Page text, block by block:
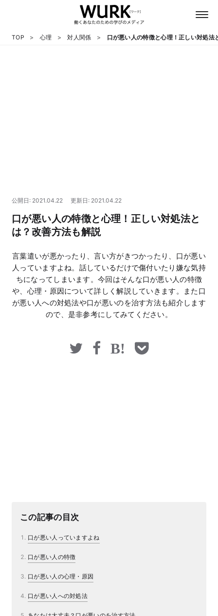
マネー
TOP 心理 対人関係 口が悪い人の特徴と心理！正しい対処法
公開日: 2021.04.22 更新日: 2021.04.22
口が悪い人の特徴と心理！正しい対処法と
は？改善方法も解説
言葉遣いが悪かったり、言い方がきつかったり、口が悪い
人っていますよね。話しているだけで傷付いたり嫌な気持
ちになってしまいます。今回はそんな口が悪い人の特徴
や、心理・原因について詳しく解説していきます。また口
が悪い人への対処法や口が悪いのを治す方法も紹介します
ので、是非参考にしてみてください。
この記事の目次
口が悪い人っていますよね
口が悪い人の特徴
口が悪い人の心理・原因
口が悪い人への対処法